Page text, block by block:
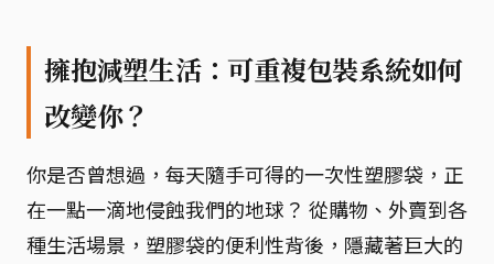
擁抱減塑生活：可重複包裝系統如何
改變你？
你是否曾想過，每天隨手可得的一次性塑膠袋，正
在一點一滴地侵蝕我們的地球？ 從購物、外賣到各
種生活場景，塑膠袋的便利性背後，隱藏著巨大的